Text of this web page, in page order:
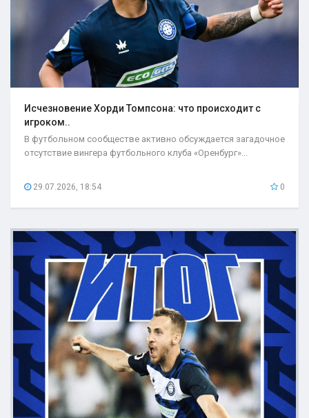
Исчезновение Хорди Томпсона: что происходит с
игроком..
В футбольном сообществе активно обсуждается загадочное
отсутствие вингера футбольного клуба «Оренбург»...
29.07.2026, 18:54 0